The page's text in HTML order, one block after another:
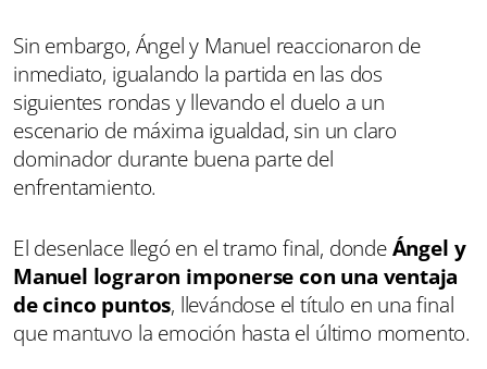
Sin embargo, Ángel y Manuel reaccionaron de
inmediato, igualando la partida en las dos
siguientes rondas y llevando el duelo a un
escenario de máxima igualdad, sin un claro
dominador durante buena parte del
enfrentamiento.
El desenlace llegó en el tramo final, dondeÁngel y
Manuel lograron imponerse con una ventaja
de cinco puntos, llevándose el título en una final
que mantuvo la emoción hasta el último momento.